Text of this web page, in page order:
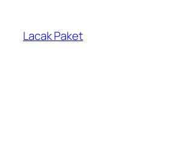
konten
Lacak Paket